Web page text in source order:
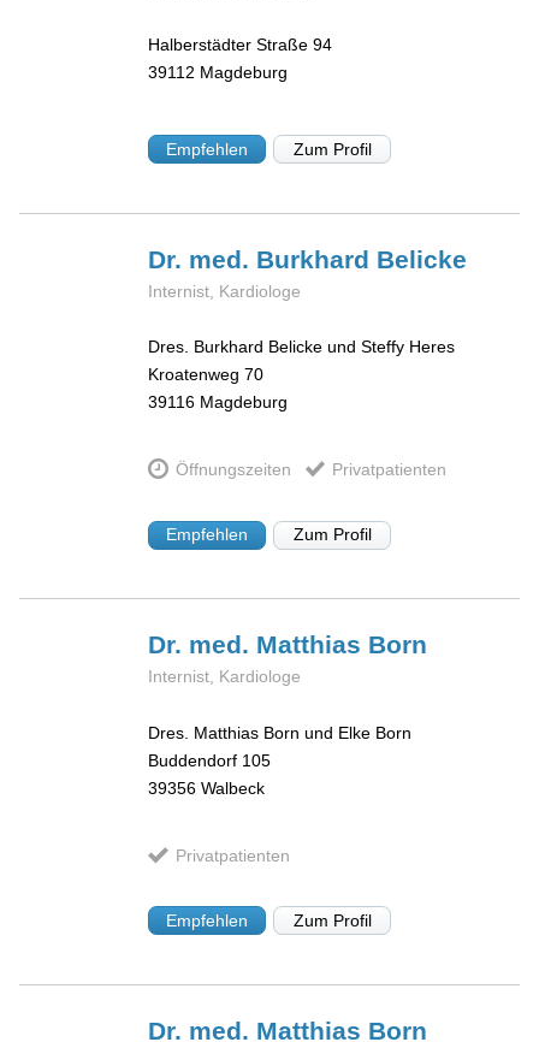
Halberstädter Straße 94
39112 Magdeburg
Empfehlen Zum Profil
Dr. med. Burkhard Belicke
Internist, Kardiologe
Dres. Burkhard Belicke und Steffy Heres
Kroatenweg 70
39116 Magdeburg
Öffnungszeiten Privatpatienten
Empfehlen Zum Profil
Dr. med. Matthias Born
Internist, Kardiologe
Dres. Matthias Born und Elke Born
Buddendorf 105
39356 Walbeck
Privatpatienten
Empfehlen Zum Profil
Dr. med. Matthias Born